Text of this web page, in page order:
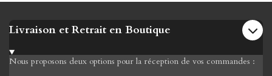
Livraison et Retrait en Boutique
Nous proposons deux options pour la réception de vos commandes :